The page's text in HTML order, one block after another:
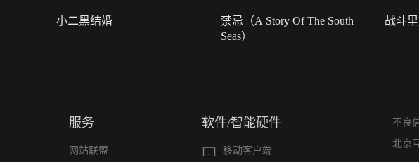
小二黑结婚
禁忌（A Story Of The South
Seas）
战斗
服务
网站联盟
软件/智能硬件
移动客户端
不良
北京
算法